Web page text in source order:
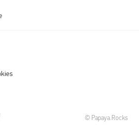
© Papaya.Rocks